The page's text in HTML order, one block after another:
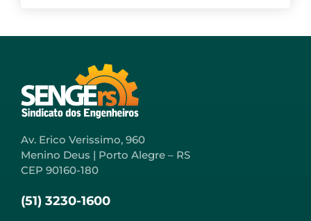
Av. Erico Verissimo, 960
Menino Deus | Porto Alegre – RS
CEP 90160-180
(51) 3230-1600